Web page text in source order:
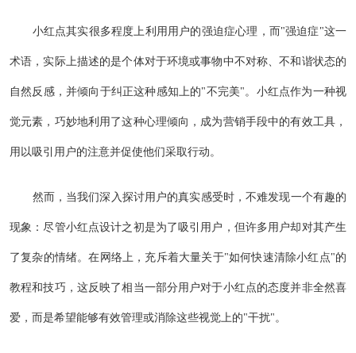
小红点其实很多程度上利用用户的强迫症心理，而"强迫症"这一
术语，实际上描述的是个体对于环境或事物中不对称、不和谐状态的
自然反感，并倾向于纠正这种感知上的"不完美"。小红点作为一种视
觉元素，巧妙地利用了这种心理倾向，成为营销手段中的有效工具，
用以吸引用户的注意并促使他们采取行动。
然而，当我们深入探讨用户的真实感受时，不难发现一个有趣的
现象：尽管小红点设计之初是为了吸引用户，但许多用户却对其产生
了复杂的情绪。在网络上，充斥着大量关于"如何快速清除小红点"的
教程和技巧，这反映了相当一部分用户对于小红点的态度并非全然喜
爱，而是希望能够有效管理或消除这些视觉上的"干扰"。